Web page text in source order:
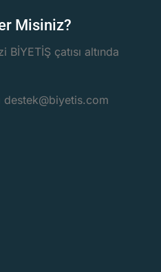
Misiniz?
çatısı altında
destek@biyetis.com